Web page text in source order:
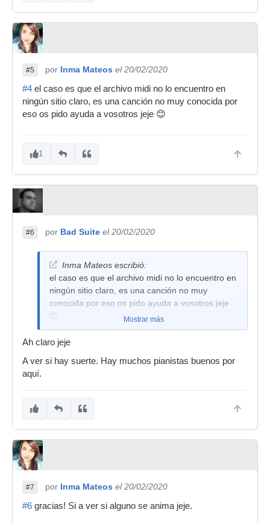
#5 por Inma Mateos el 20/02/2020
#4 el caso es que el archivo midi no lo encuentro en
ningún sitio claro, es una canción no muy conocida por
eso os pido ayuda a vosotros jeje 😊
1
#6 por Bad Suite el 20/02/2020
Inma Mateos escribió:
el caso es que el archivo midi no lo encuentro en
ningún sitio claro, es una canción no muy
conocida por eso os pido ayuda a vosotros jeje
😊
Mostrar más
Ah claro jeje
A ver si hay suerte. Hay muchos pianistas buenos por
aquí.
#7 por Inma Mateos el 20/02/2020
#6 gracias! Si a ver si alguno se anima jeje.